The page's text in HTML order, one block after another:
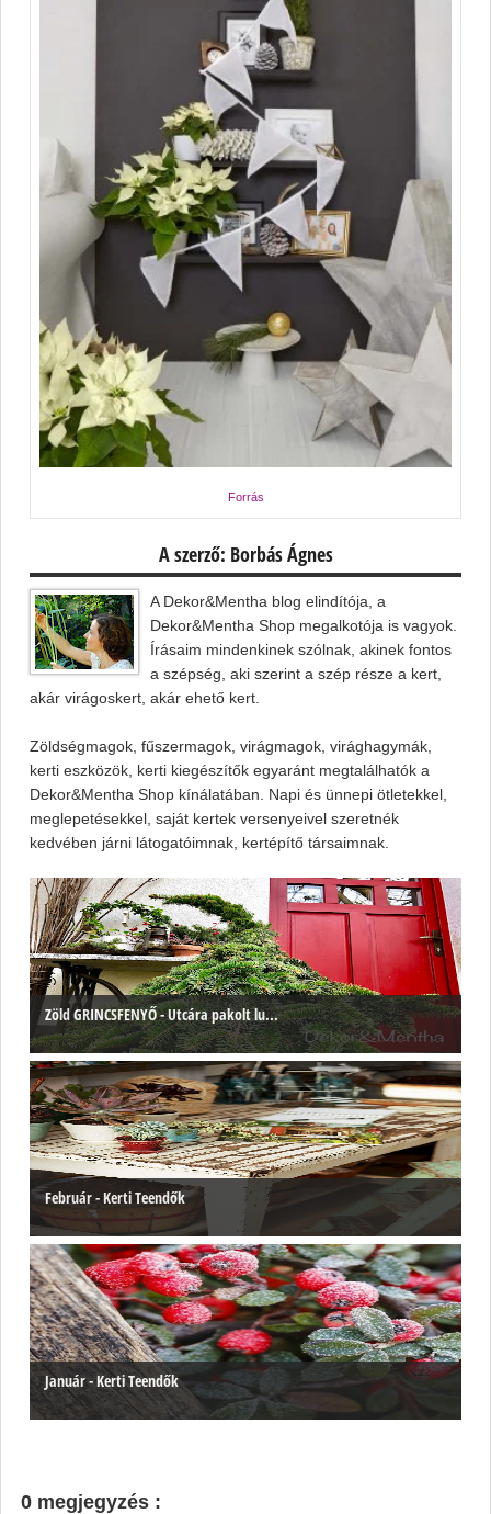
Forrás
A szerző: Borbás Ágnes
A Dekor&Mentha blog elindítója, a
Dekor&Mentha Shop megalkotója is vagyok.
Írásaim mindenkinek szólnak, akinek fontos
a szépség, aki szerint a szép része a kert,
akár virágoskert, akár ehető kert.
Zöldségmagok, fűszermagok, virágmagok, virághagymák,
kerti eszközök, kerti kiegészítők egyaránt megtalálhatók a
Dekor&Mentha Shop kínálatában. Napi és ünnepi ötletekkel,
meglepetésekkel, saját kertek versenyeivel szeretnék
kedvében járni látogatóimnak, kertépítő társaimnak.
Zöld GRINCSFENYŐ - Utcára pakolt lu...
Február - Kerti Teendők
Január - Kerti Teendők
0 megjegyzés :